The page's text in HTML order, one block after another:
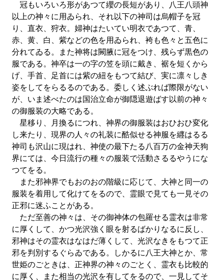
冠もいろいろ形があつて纓の長短があり、八王八頭神
以上の神々に用ゐられ、それ以下の神司は烏帽子を冠
り、直衣、狩衣。婦神はたいてい明衣であつて、青、
赤、黄、白、紫などの色を用ゐられ、袴も色々と五色に
分れてゐる。また神将は闕腋に冠をつけ、残らず黒色の
服である。神卒は一の字の笠を頭に戴き、裾を短くから
げ、手首、足首には紫の紐をもつて結び、実に凛々しき
姿をしてをらるるのである。委しく述ぶれば際限がない
が、いま述べたのは国治立命が御隠退遊ばす以前の神々
の御服装の大略である。
星移り、月換るにつれ、神界の御服装はおひおひ変化
し来たり、現界の人々の礼装に酷似せる神服を纒はるる
神司も沢山に現はれ、神使の最下たる八百万の金神天狗
界にては、今日流行の種々の服装で活動さるるやうにな
つてをる。
また邪神界でもおのおの階級に応じて、大神と同一の
服装を着用して化けてをるので、霊眼で見ても一見その
正邪に迷ふことがある。
ただ至善の神々は、その御神体の包羅せる霊衣は非常
に厚くして、かつ光沢強く眼を射るばかりなるに反し、
邪神はその霊衣はなはだ薄くして、光沢なきをもつて正
邪を判別するぐらゐである。しかるに八王大神とか、常
世姫のごときは、正神界の神々のごとく、霊衣も比較的
に厚く、また相当の光沢を有してをるので、一見してそ